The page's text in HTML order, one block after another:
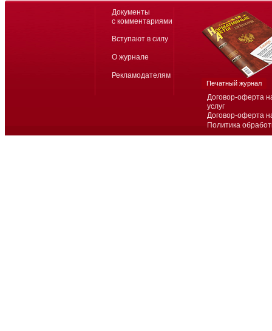
Договор-оферта
услуг
Договор-оферта
Политика
Документы
с комментариями
Вступают в силу
О журнале
Рекламодателям
Печатный журнал